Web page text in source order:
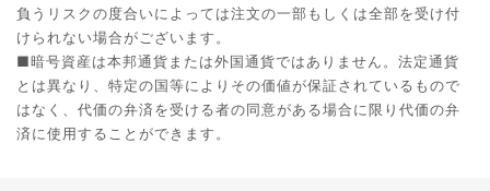
負うリスクの度合いによっては注文の一部もしくは全部を受け付
けられない場合がございます。
■暗号資産は本邦通貨または外国通貨ではありません。法定通貨
とは異なり、特定の国等によりその価値が保証されているもので
はなく、代価の弁済を受ける者の同意がある場合に限り代価の弁
済に使用することができます。